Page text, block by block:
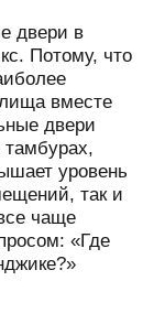
двери в
Потому, что
вместе
двери
уровень
так и
чаще
«Где